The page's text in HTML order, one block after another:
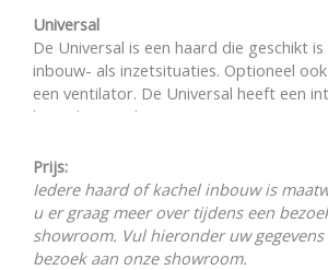
Universal
De Universal is een haard die geschikt
inbouw- als inzetsituaties. Optioneel
een ventilator. De Universal heeft een
betonkeramiek.
en kwaliteit.
Optionele ventilator voor extra
Extra gebruiksgemak dankzij
bedieningsschuif.
Prijs:
Iedere haard of kachel inbouw is
u er graag meer over tijdens een
showroom. Vul hieronder uw
bezoek aan onze showroom.